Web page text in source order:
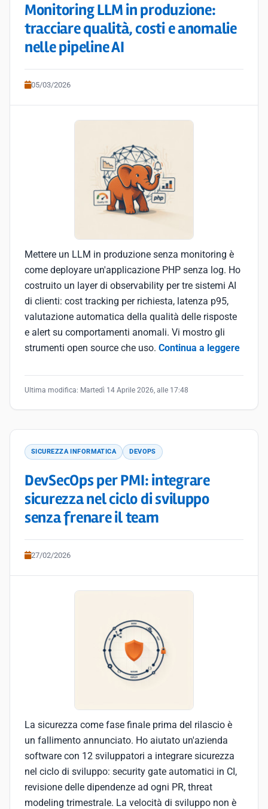
Monitoring LLM in produzione:
tracciare qualità, costi e anomalie
nelle pipeline AI
05/03/2026
Mettere un LLM in produzione senza monitoring è
come deployare un'applicazione PHP senza log. Ho
costruito un layer di observability per tre sistemi AI
di clienti: cost tracking per richiesta, latenza p95,
valutazione automatica della qualità delle risposte
e alert su comportamenti anomali. Vi mostro gli
strumenti open source che uso. Continua a leggere
Ultima modifica: Martedì 14 Aprile 2026, alle 17:48
SICUREZZA INFORMATICA DEVOPS
DevSecOps per PMI: integrare
sicurezza nel ciclo di sviluppo
senza frenare il team
27/02/2026
La sicurezza come fase finale prima del rilascio è
un fallimento annunciato. Ho aiutato un'azienda
software con 12 sviluppatori a integrare sicurezza
nel ciclo di sviluppo: security gate automatici in CI,
revisione delle dipendenze ad ogni PR, threat
modeling trimestrale. La velocità di sviluppo non è